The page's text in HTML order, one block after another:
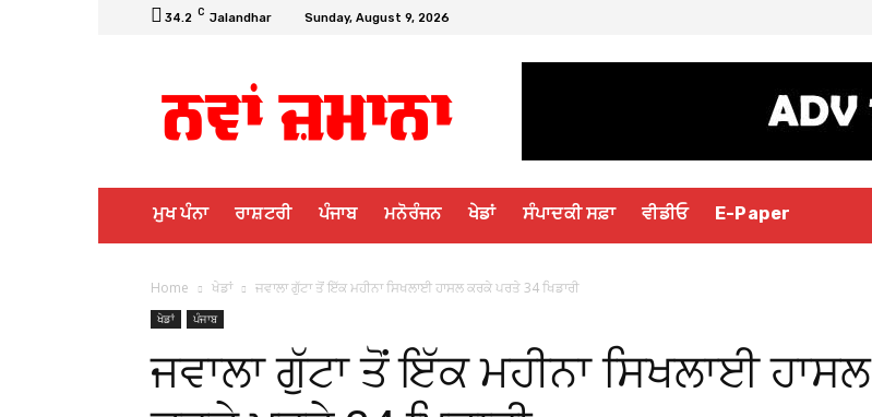
34.2 C Jalandhar Sunday, August 9, 2026
ਮੁਖ ਪੰਨਾ ਰਾਸ਼ਟਰੀ ਪੰਜਾਬ ਮਨੋਰੰਜਨ ਖੇਡਾਂ ਸੰਪਾਦਕੀ ਸਫ਼ਾ ਵੀਡੀਓ E-Paper
Home ਖੇਡਾਂ ਜਵਾਲਾ ਗੁੱਟਾ ਤੋਂ ਇੱਕ ਮਹੀਨਾ ਸਿਖਲਾਈ ਹਾਸਲ ਕਰਕੇ ਪਰਤੇ 34 ਖਿਡਾਰੀ
ਖੇਡਾਂ ਪੰਜਾਬ
ਜਵਾਲਾ ਗੁੱਟਾ ਤੋਂ ਇੱਕ ਮਹੀਨਾ ਸਿਖਲਾਈ ਹਾਸਲ